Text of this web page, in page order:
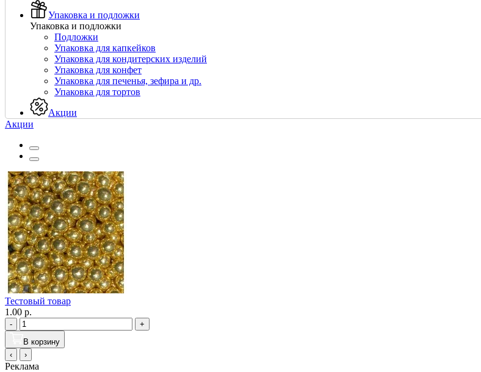
Упаковка и подложки
Упаковка и подложки
Подложки
Упаковка для капкейков
Упаковка для кондитерских изделий
Упаковка для конфет
Упаковка для печенья, зефира и др.
Упаковка для тортов
Акции
Акции
Тестовый товар
1.00 р.
-
+
В корзину
‹
›
Реклама